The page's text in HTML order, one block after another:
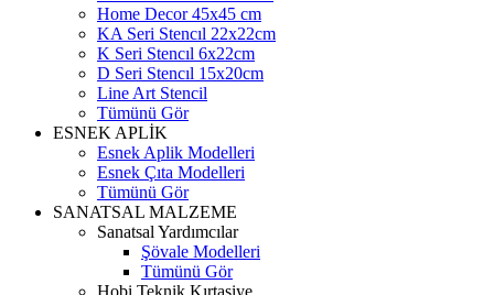
Home Decor 45x45 cm
KA Seri Stencıl 22x22cm
K Seri Stencıl 6x22cm
D Seri Stencıl 15x20cm
Line Art Stencil
Tümünü Gör
ESNEK APLİK
Esnek Aplik Modelleri
Esnek Çıta Modelleri
Tümünü Gör
SANATSAL MALZEME
Sanatsal Yardımcılar
Şövale Modelleri
Tümünü Gör
Hobi Teknik Kırtasiye